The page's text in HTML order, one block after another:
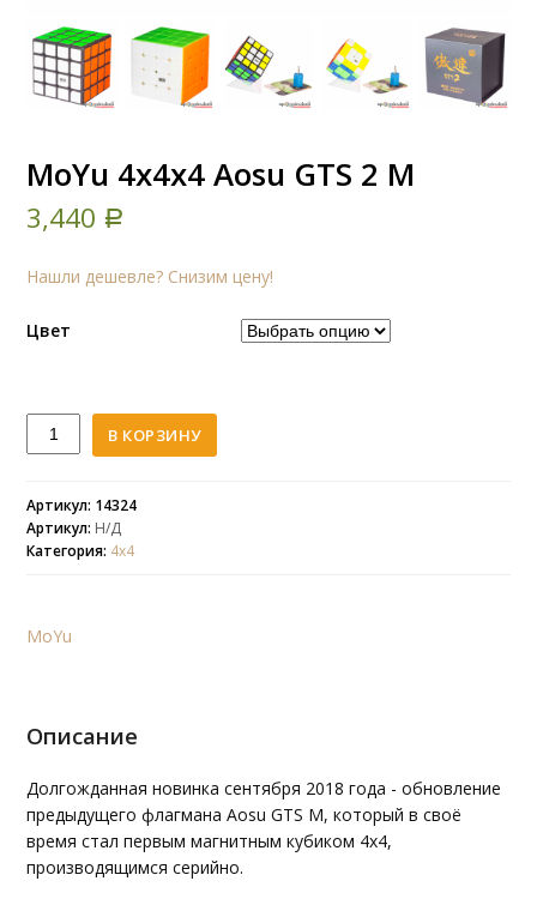
MoYu 4x4x4 Aosu GTS 2 M
3,440 Р
Нашли дешевле? Снизим цену!
Цвет
Количество
MoYu
Aosu
GTS
2
В КОРЗИНУ
Артикул: 14324
Артикул: Н/Д
Категория: 4х4
MoYu
Описание
Долгожданная новинка сентября 2018 года - обновление
предыдущего флагмана Aosu GTS M, который в своё
время стал первым магнитным кубиком 4х4,
производящимся серийно.